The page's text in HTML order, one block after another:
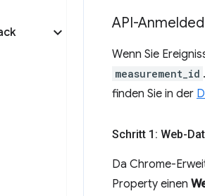
API-
Wenn Sie
measurement_id
finden Sie in der
Schritt 1: Web-
Da Chrome-
Property einen